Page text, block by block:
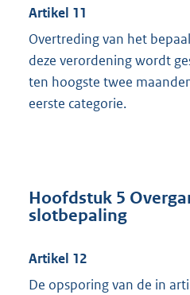
Artikel 11
Overtreding van het
deze verordening wordt
ten hoogste twee
eerste categorie.
Hoofdstuk 5
slotbepaling
Artikel 12
De opsporing van de in